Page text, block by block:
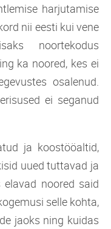
harjutamise
nii eesti kui vene
noortekodus
ka noored, kes ei
osalenud.
ei seganud
ja koostööaltid,
uued tuttavad ja
noored said
selle kohta,
jaoks ning kuidas